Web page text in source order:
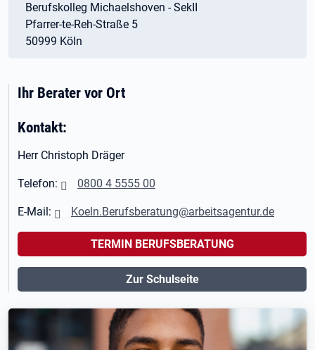
Berufskolleg Michaelshoven - SekII
Pfarrer-te-Reh-Straße 5
50999 Köln
Ihr Berater vor Ort
Kontakt:
Herr Christoph Dräger
Telefon: 0800 4 5555 00
E-Mail: Koeln.Berufsberatung@arbeitsagentur.de
TERMIN BERUFSBERATUNG
Zur Schulseite